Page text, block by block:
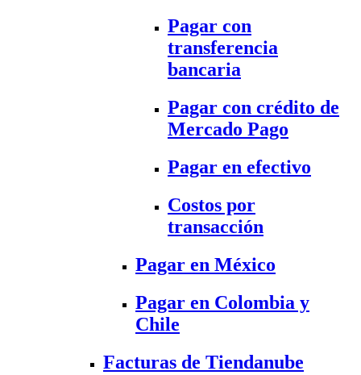
Pagar con
transferencia
bancaria
Pagar con crédito de
Mercado Pago
Pagar en efectivo
Costos por
transacción
Pagar en México
Pagar en Colombia y
Chile
Facturas de Tiendanube